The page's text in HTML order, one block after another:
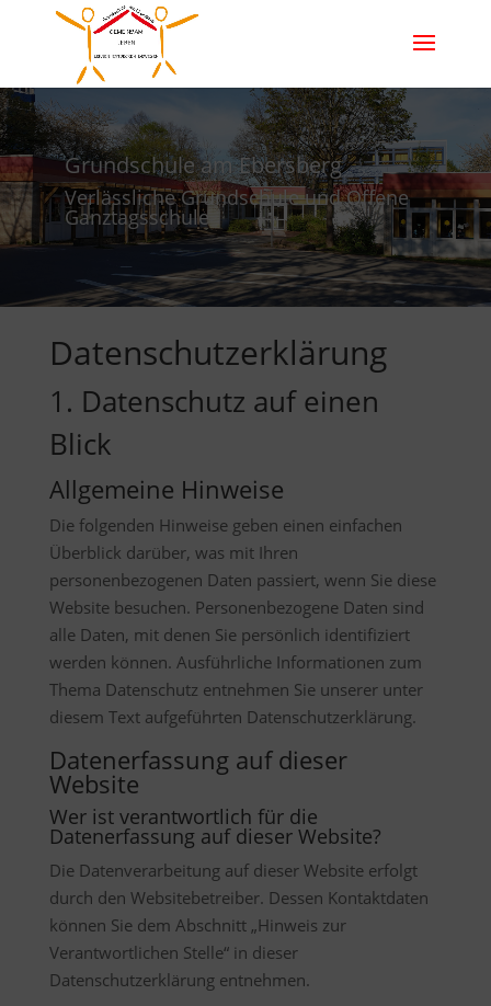
Grundschule am Ebersberg
Verlässliche Grundschule und Offene
Ganztagsschule
Datenschutz­erklärung
1. Datenschutz auf einen
Blick
Allgemeine Hinweise
Die folgenden Hinweise geben einen einfachen
Überblick darüber, was mit Ihren
personenbezogenen Daten passiert, wenn Sie diese
Website besuchen. Personenbezogene Daten sind
alle Daten, mit denen Sie persönlich identifiziert
werden können. Ausführliche Informationen zum
Thema Datenschutz entnehmen Sie unserer unter
diesem Text aufgeführten Datenschutzerklärung.
Datenerfassung auf dieser
Website
Wer ist verantwortlich für die
Datenerfassung auf dieser Website?
Die Datenverarbeitung auf dieser Website erfolgt
durch den Websitebetreiber. Dessen Kontaktdaten
können Sie dem Abschnitt „Hinweis zur
Verantwortlichen Stelle“ in dieser
Datenschutzerklärung entnehmen.